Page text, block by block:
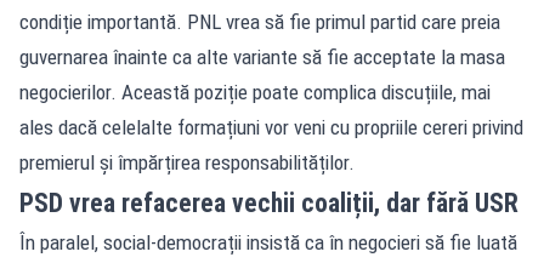
condiție importantă. PNL vrea să fie primul partid care preia
guvernarea înainte ca alte variante să fie acceptate la masa
negocierilor. Această poziție poate complica discuțiile, mai
ales dacă celelalte formațiuni vor veni cu propriile cereri privind
premierul și împărțirea responsabilităților.
PSD vrea refacerea vechii coaliții, dar fără USR
În paralel, social-democrații insistă ca în negocieri să fie luată